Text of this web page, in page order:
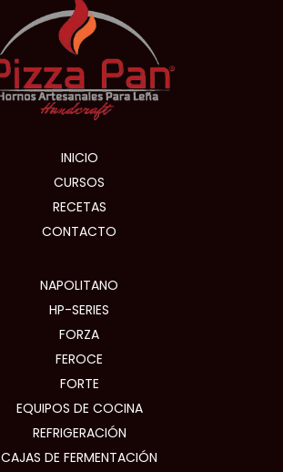
INICIO
CURSOS
RECETAS
CONTACTO
NAPOLITANO
HP-SERIES
FORZA
FEROCE
FORTE
EQUIPOS DE COCINA
REFRIGERACIÓN
CAJAS DE FERMENTACIÓN